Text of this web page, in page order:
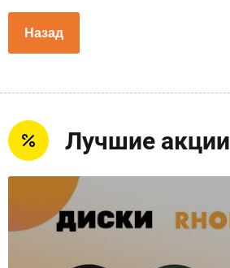
Назад
Лучшие акции